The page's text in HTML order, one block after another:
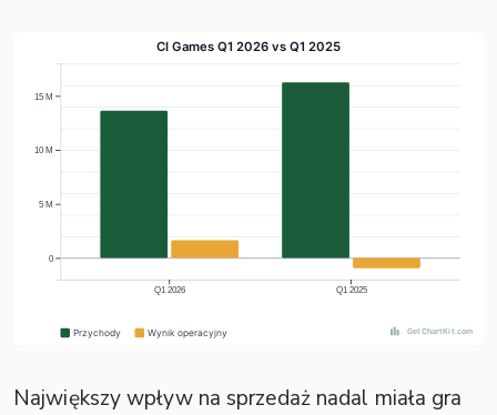
Największy wpływ na sprzedaż nadal miała gra